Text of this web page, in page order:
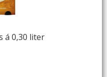
á 0,30 liter